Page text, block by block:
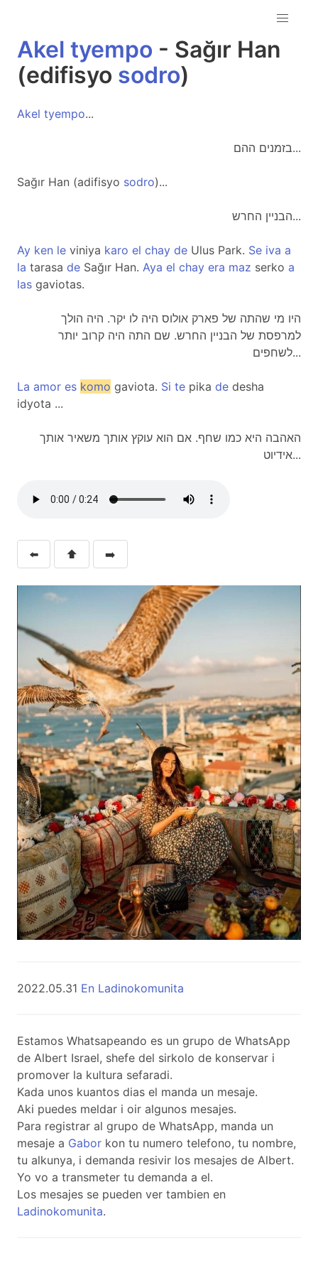
Akel tyempo - Sağır Han
(edifisyo sodro)
Akel tyempo...
בזמנים ההם...
Sağır Han (adifisyo sodro)...
הבניין החרש...
Ay ken le viniya karo el chay de Ulus Park. Se iva a
la tarasa de Sağır Han. Aya el chay era maz serko a
las gaviotas.
היו מי שהתה של פארק אולוס היה לו יקר. היה הולך
למרפסת של הבניין החרש. שם התה היה קרוב יותר
לשחפים...
La amor es komo gaviota. Si te pika de desha
idyota ...
האהבה היא כמו שחף. אם הוא עוקץ אותך משאיר אותך
אידיוט...
⬅️ ⬆️ ➡️
2022.05.31 En Ladinokomunita
Estamos Whatsapeando es un grupo de WhatsApp
de Albert Israel, shefe del sirkolo de konservar i
promover la kultura sefaradi.
Kada unos kuantos dias el manda un mesaje.
Aki puedes meldar i oir algunos mesajes.
Para registrar al grupo de WhatsApp, manda un
mesaje a Gabor kon tu numero telefono, tu nombre,
tu alkunya, i demanda resivir los mesajes de Albert.
Yo vo a transmeter tu demanda a el.
Los mesajes se pueden ver tambien en
Ladinokomunita.